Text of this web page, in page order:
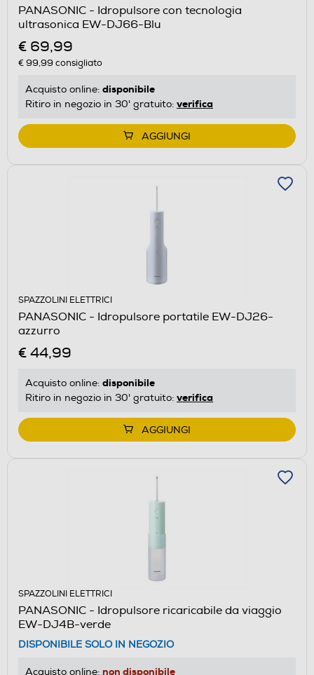
PANASONIC - Idropulsore con tecnologia
ultrasonica EW-DJ66-Blu
€ 69,99
€ 99,99 consigliato
Acquisto online: disponibile
Ritiro in negozio in 30' gratuito: verifica
AGGIUNGI
SPAZZOLINI ELETTRICI
PANASONIC - Idropulsore portatile EW-DJ26-
azzurro
€ 44,99
Acquisto online: disponibile
Ritiro in negozio in 30' gratuito: verifica
AGGIUNGI
SPAZZOLINI ELETTRICI
PANASONIC - Idropulsore ricaricabile da viaggio
EW-DJ4B-verde
DISPONIBILE SOLO IN NEGOZIO
Acquisto online: non disponibile